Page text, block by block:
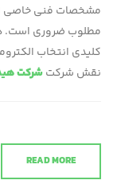
مشخصات فنی خاصی از
مطلوب ضروری است.
کلیدی انتخاب
نقش شرکت‌شرکت
READ MORE